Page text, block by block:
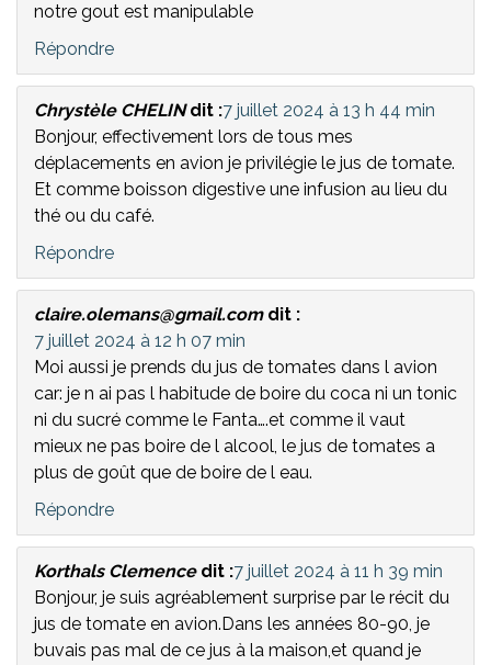
notre gout est manipulable
Répondre
Chrystèle CHELIN dit :7 juillet 2024 à 13 h 44 min
Bonjour, effectivement lors de tous mes
déplacements en avion je privilégie le jus de tomate.
Et comme boisson digestive une infusion au lieu du
thé ou du café.
Répondre
claire.olemans@gmail.com dit :
7 juillet 2024 à 12 h 07 min
Moi aussi je prends du jus de tomates dans l avion
car: je n ai pas l habitude de boire du coca ni un tonic
ni du sucré comme le Fanta….et comme il vaut
mieux ne pas boire de l alcool, le jus de tomates a
plus de goût que de boire de l eau.
Répondre
Korthals Clemence dit :7 juillet 2024 à 11 h 39 min
Bonjour, je suis agréablement surprise par le récit du
jus de tomate en avion.Dans les années 80-90, je
buvais pas mal de ce jus à la maison,et quand je